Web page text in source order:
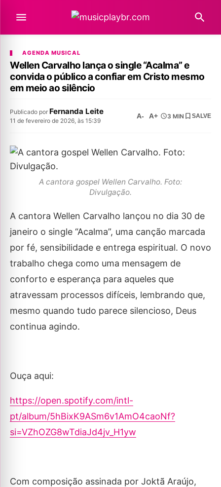
AGENDA MUSICAL
Wellen Carvalho lança o single “Acalma” e
convida o público a confiar em Cristo mesmo
em meio ao silêncio
Publicado por Fernanda Leite
11 de fevereiro de 2026, às 15:39
A- A+ 3 MIN SALVE
A cantora gospel Wellen Carvalho. Foto:
Divulgação.
A cantora Wellen Carvalho lançou no dia 30 de
janeiro o single “Acalma”, uma canção marcada
por fé, sensibilidade e entrega espiritual. O novo
trabalho chega como uma mensagem de
conforto e esperança para aqueles que
atravessam processos difíceis, lembrando que,
mesmo quando tudo parece silencioso, Deus
continua agindo.
Ouça aqui:
https://open.spotify.com/intl-
pt/album/5hBixK9ASm6v1AmO4caoNf?
si=VZhOZG8wTdiaJd4jv_H1yw
Com composição assinada por Joktã Araújo,